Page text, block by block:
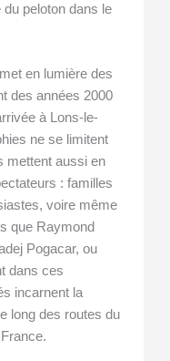
du peloton dans le
en lumière des
des années 2000
à Lons-le-
ne se limitent
mettent aussi en
: familles
voire même
que Raymond
Pogacar, ou
dans ces
incarnent la
long des routes du